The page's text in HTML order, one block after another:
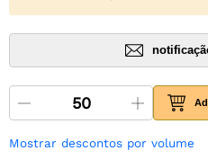
Mostrar descontos por volume